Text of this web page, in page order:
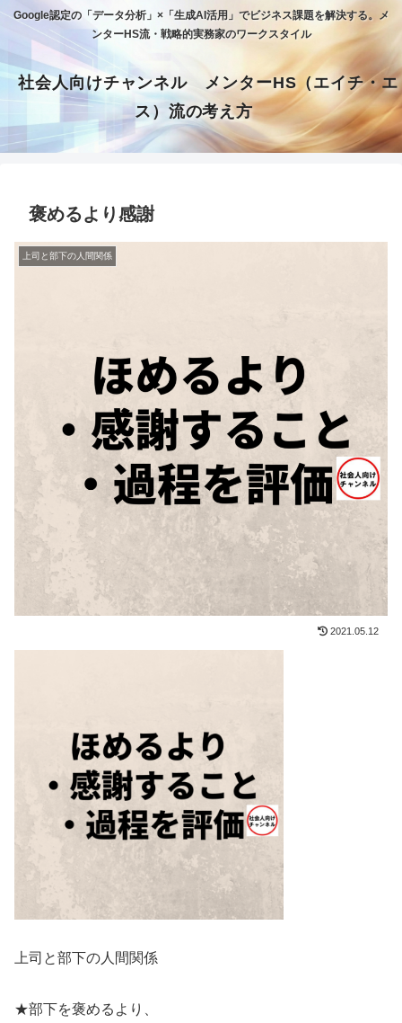
Google認定の「データ分析」×「生成AI活用」でビジネス課題を解決する。メ
ンターHS流・戦略的実務家のワークスタイル
社会人向けチャンネル メンターHS（エイチ・エ
ス）流の考え方
褒めるより感謝
上司と部下の人間関係
2021.05.12
上司と部下の人間関係
★部下を褒めるより、